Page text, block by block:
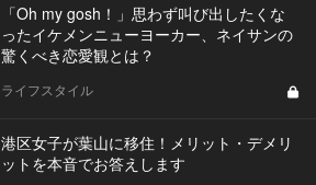
「Oh my gosh！」思わず叫び出したくな
ったイケメンニューヨーカー、ネイサンの
驚くべき恋愛観とは？
ライフスタイル
港区女子が葉山に移住！メリット・デメリ
ットを本音でお答えします